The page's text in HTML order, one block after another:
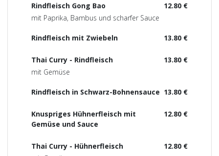
12.80 €
Rindfleisch Gong Bao
mit Paprika, Bambus und scharfer Sauce
13.80 €
Rindfleisch mit Zwiebeln
13.80 €
Thai Curry - Rindfleisch
mit Gemüse
13.80 €
Rindfleisch in Schwarz-Bohnensauce
12.80 €
Knuspriges Hühnerfleisch mit
Gemüse und Sauce
12.80 €
Thai Curry - Hühnerfleisch